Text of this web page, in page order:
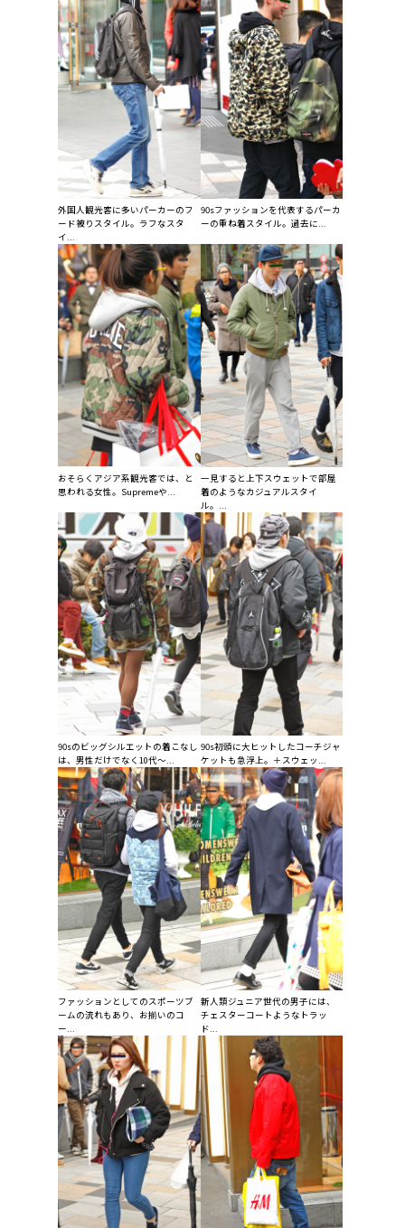
外国人観光客に多いパーカーのフ
ード被りスタイル。ラフなスタ
イ...
90sファッションを代表するパーカ
ーの重ね着スタイル。過去に...
おそらくアジア系観光客では、と
思われる女性。Supremeや...
一見すると上下スウェットで部屋
着のようなカジュアルスタイ
ル。...
90sのビッグシルエットの着こなし
は、男性だけでなく10代〜...
90s初頭に大ヒットしたコーチジャ
ケットも急浮上。＋スウェッ...
ファッションとしてのスポーツブ
ームの流れもあり、お揃いのコ
ー...
新人類ジュニア世代の男子には、
チェスターコートようなトラッ
ド...